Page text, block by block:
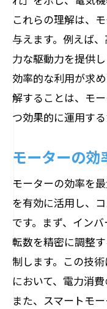
これらの理解は、
与えます。例えば
力な駆動力を提供
効率的な利用が求
解することは、モ
つ効果的に運用する
モーターの効
モーターの効率を
を有効に活用し、
です。まず、イン
転数を精密に調整
制します。この技
において、電力消
また、スマートモ